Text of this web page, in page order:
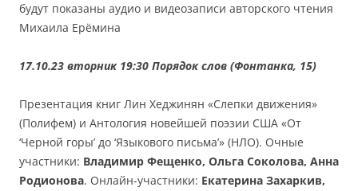
будут показаны аудио и видеозаписи авторского чтения
Михаила Ерёмина
17.10.23 вторник 19:30 Порядок слов (Фонтанка, 15)
Презентация книг Лин Хеджинян «Слепки движения»
(Полифем) и Антология новейшей поэзии США «От
‘Черной горы’ до ‘Языкового письма’» (НЛО). Очные
участники: Владимир Фещенко, Ольга Соколова, Анна
Родионова. Онлайн-участники: Екатерина Захаркив,